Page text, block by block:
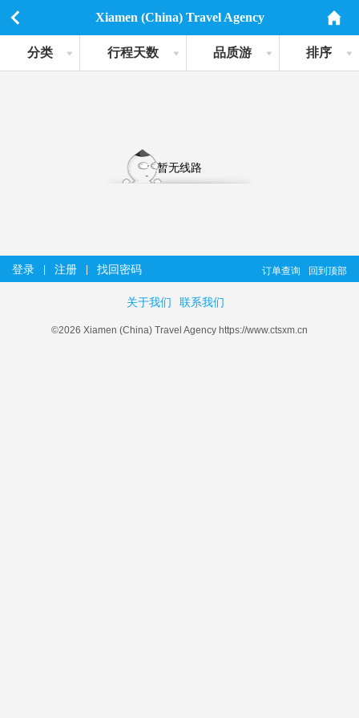
Xiamen (China) Travel Agency
分类 行程天数 品质游 排序
暂无线路
登录 注册 找回密码 回到顶部
订单查询
关于我们 联系我们
©2026 Xiamen (China) Travel Agency https://www.ctsxm.cn